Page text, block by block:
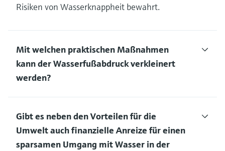
Risiken von Wasserknappheit bewahrt.
Mit welchen praktischen Maßnahmen
kann der Wasserfußabdruck verkleinert
werden?
Gibt es neben den Vorteilen für die
Umwelt auch finanzielle Anreize für einen
sparsamen Umgang mit Wasser in der